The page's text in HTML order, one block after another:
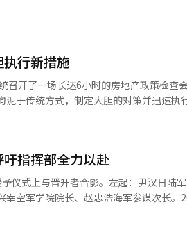
行新措施
统方式，制定大胆的对策并迅速执行”。 青
至8时主持了‘房地产政策检查第二次会议
要固守旧有思维，进行转变性判断，勇
指挥部全力以赴
仪式上与晋升者合影。左起：尹汉日陆
空军学院院长、赵忠浩海军参谋次长。
陆军大将李相烈（陆军作战